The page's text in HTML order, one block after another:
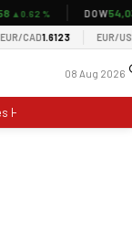
% DOW54,037
CAD1.6123 EUR/USD
08 Aug 2026